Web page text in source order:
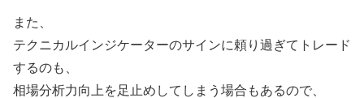
また、
テクニカルインジケーターのサインに頼り過ぎてトレード
するのも、
相場分析力向上を足止めしてしまう場合もあるので、